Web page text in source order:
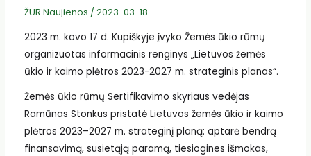
ŽUR Naujienos / 2023-03-18
2023 m. kovo 17 d. Kupiškyje įvyko Žemės ūkio rūmų
organizuotas informacinis renginys „Lietuvos žemės
ūkio ir kaimo plėtros 2023-2027 m. strateginis planas“.
Žemės ūkio rūmų Sertifikavimo skyriaus vedėjas
Ramūnas Stonkus pristatė Lietuvos žemės ūkio ir kaimo
plėtros 2023–2027 m. strateginį planą: aptarė bendrą
finansavimą, susietąją paramą, tiesiogines išmokas,